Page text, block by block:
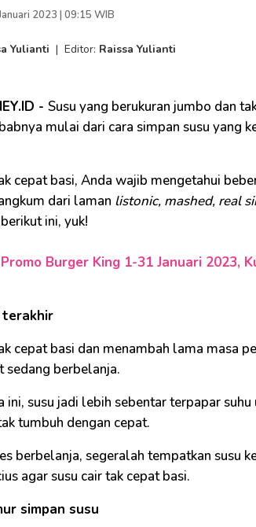
2023 | 09:15 WIB
Yulianti | Editor: Raissa Yulianti
- Susu yang berukuran jumbo dan
mulai dari cara simpan susu yang
cepat basi, Anda wajib mengetahui
dari laman listonic, mashed, real
ini, yuk!
Promo Burger King 1-31 Januari 2023,
terakhir
cepat basi dan menambah lama masa
sedang berbelanja.
ini, susu jadi lebih sebentar terpapar
tumbuh dengan cepat.
berbelanja, segeralah tempatkan susu
agar susu cair tak cepat basi.
simpan susu